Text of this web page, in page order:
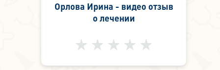
Орлова Ирина - видео отзыв
о лечении